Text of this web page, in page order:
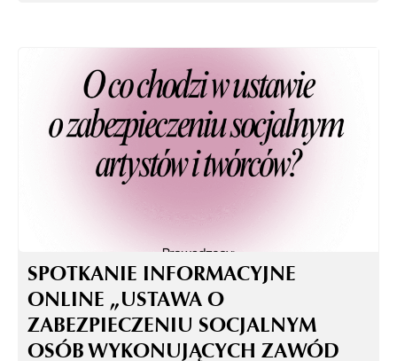
SPOTKANIE INFORMACYJNE
ONLINE „USTAWA O
ZABEZPIECZENIU SOCJALNYM
OSÓB WYKONUJĄCYCH ZAWÓD